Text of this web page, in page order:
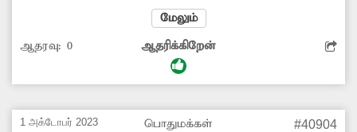
பொதுமக்கள் தூங்க முடியாமல் அவதி
அடைந்து வருகின்றனர். மேலும்
கொசுக்கடிப்பதால் டெங்கு, மலேரியா போன்ற
தொற்று நோய்கள் பரவும் அபாயம் உள்ளது.
அவசியம்.
மேலும்
ஆதரவு: 0 ஆதரிக்கிறேன்
1 அக்டோபர் 2023
பொதுமக்கள்
#40904